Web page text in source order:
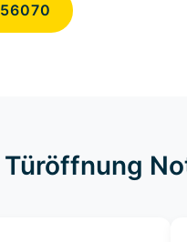
Türöffnung